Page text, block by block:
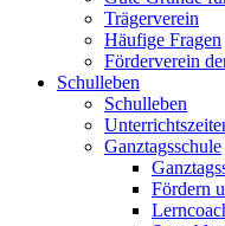
Trägerverein
Häufige Fragen
Förderverein
Schulleben
Schulleben
Ganztagsschule
Fördern